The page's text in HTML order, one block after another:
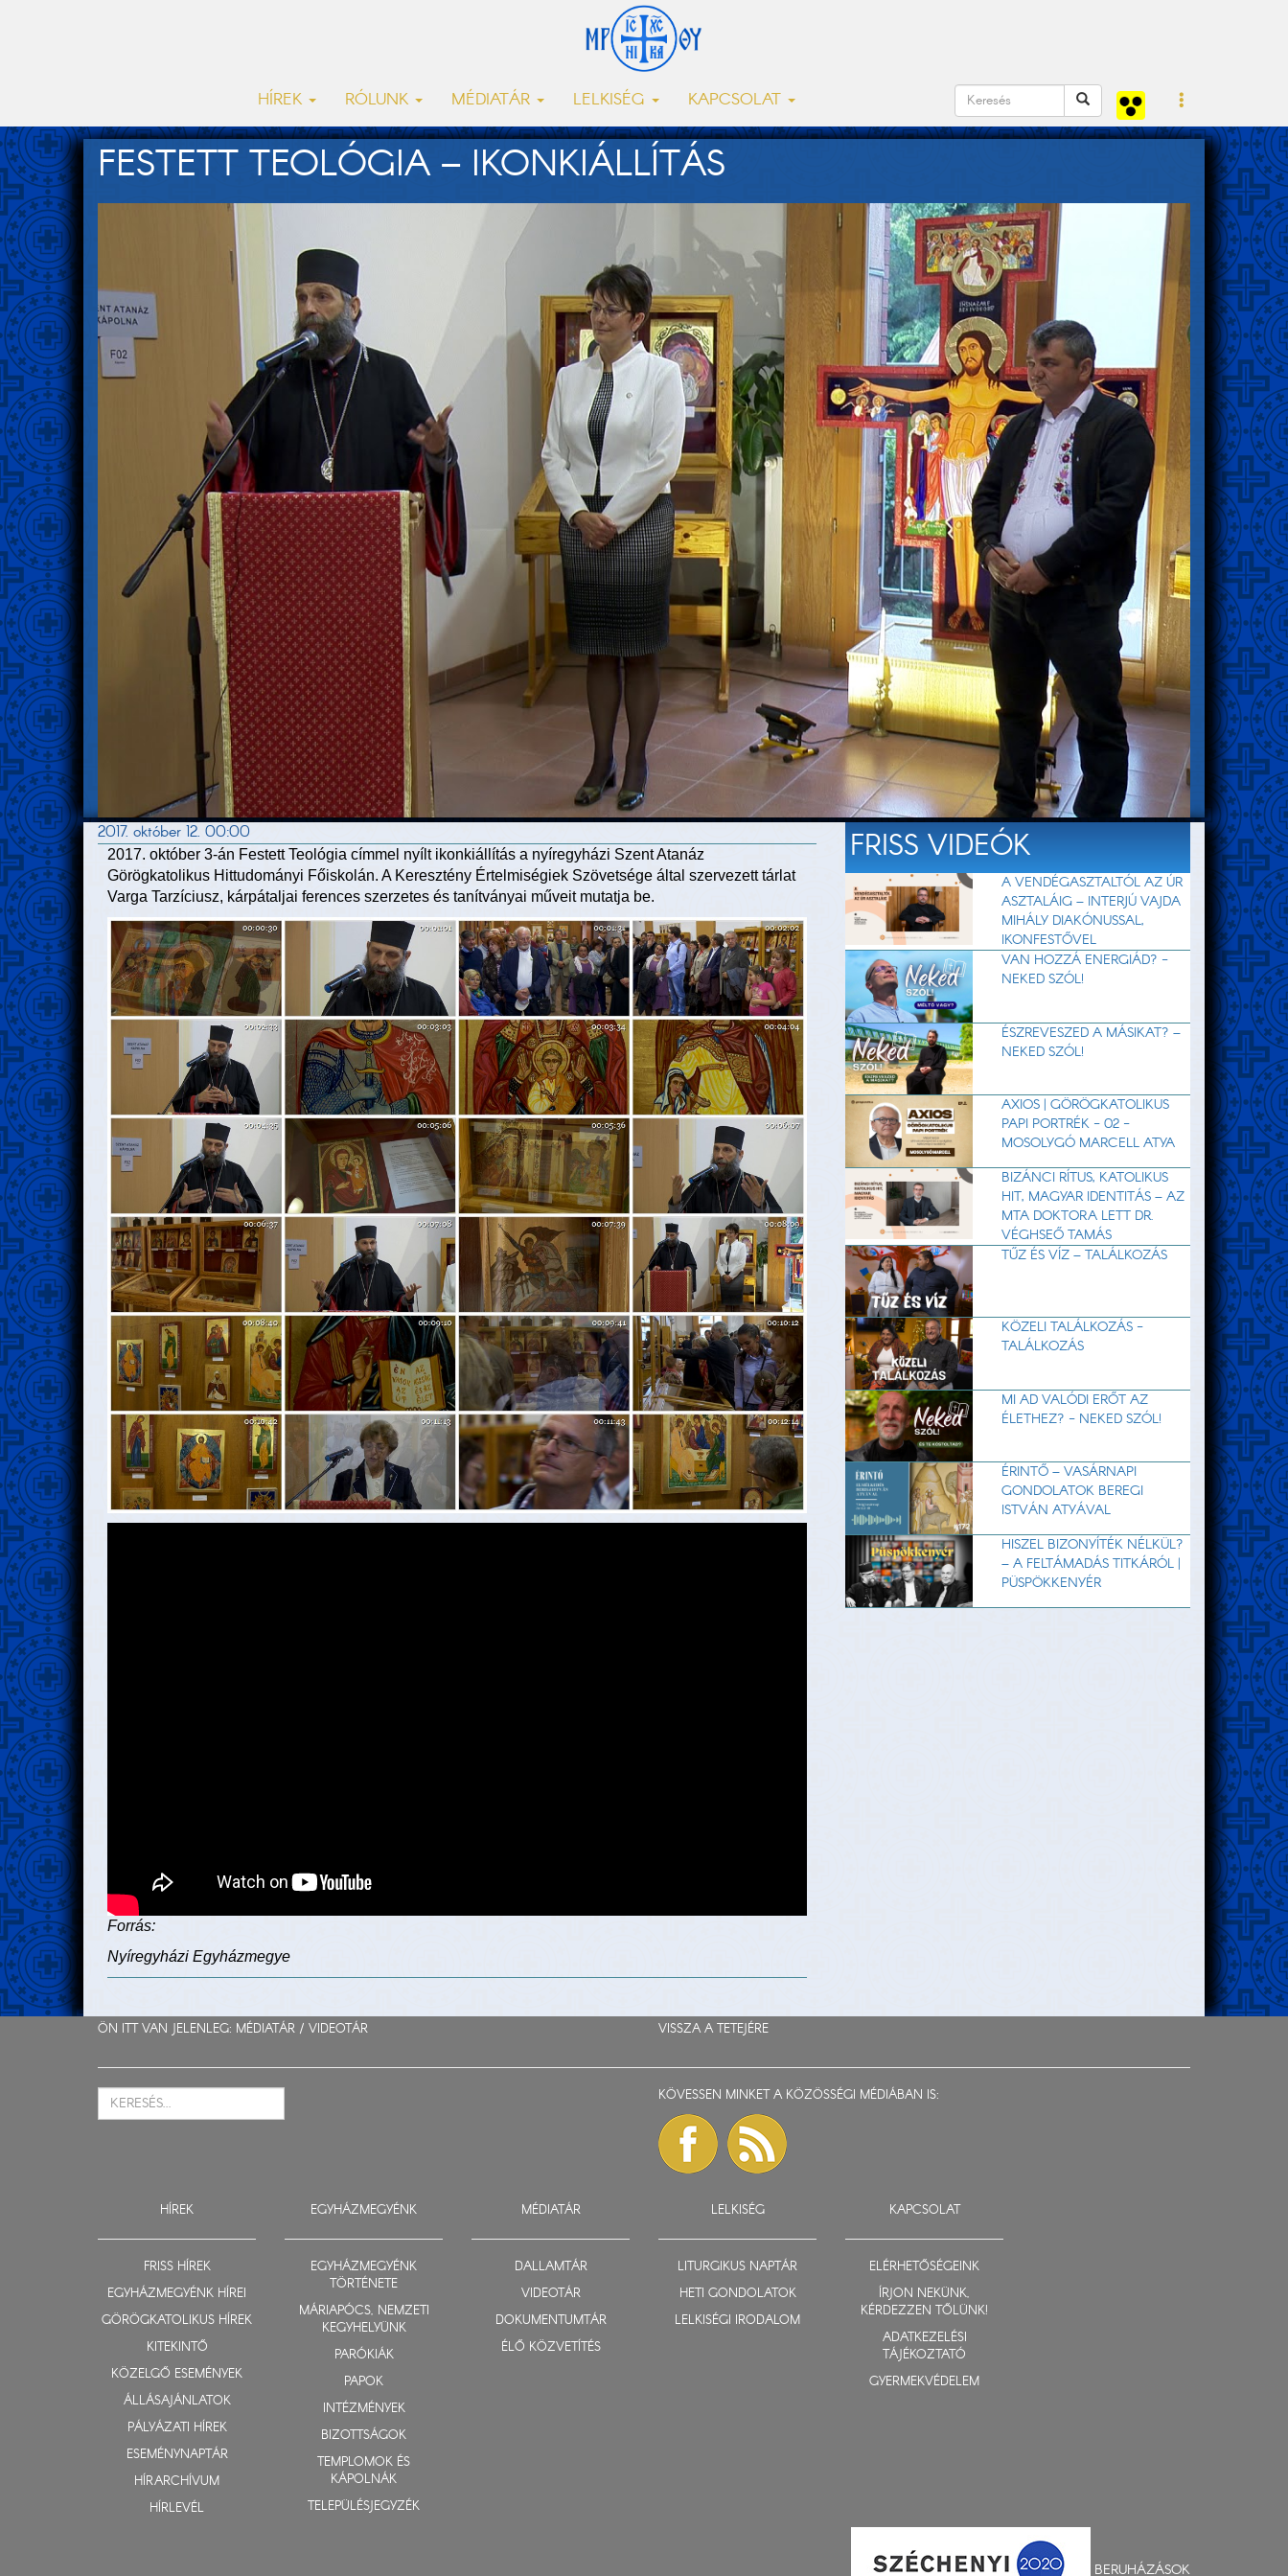
HÍREK RÓLUNK MÉDIATÁR LELKISÉG KAPCSOLAT
FESTETT TEOLÓGIA – IKONKIÁLLÍTÁS
2017. október 12. 00:00
2017. október 3-án Festett Teológia címmel nyílt ikonkiállítás a nyíregyházi Szent Atanáz
Görögkatolikus Hittudományi Főiskolán. A Keresztény Értelmiségiek Szövetsége által szervezett tárlat
Varga Tarzíciusz, kárpátaljai ferences szerzetes és tanítványai műveit mutatja be.
Forrás:
Nyíregyházi Egyházmegye
FRISS VIDEÓK
A VENDÉGASZTALTÓL AZ ÚR
ASZTALÁIG – INTERJÚ VAJDA
MIHÁLY DIAKÓNUSSAL,
IKONFESTŐVEL
VAN HOZZÁ ENERGIÁD? -
NEKED SZÓL!
ÉSZREVESZED A MÁSIKAT? –
NEKED SZÓL!
AXIOS | GÖRÖGKATOLIKUS
PAPI PORTRÉK - 02 -
MOSOLYGÓ MARCELL ATYA
BIZÁNCI RÍTUS, KATOLIKUS
HIT, MAGYAR IDENTITÁS – AZ
MTA DOKTORA LETT DR.
VÉGHSEŐ TAMÁS
TŰZ ÉS VÍZ – TALÁLKOZÁS
KÖZELI TALÁLKOZÁS -
TALÁLKOZÁS
MI AD VALÓDI ERŐT AZ
ÉLETHEZ? - NEKED SZÓL!
ÉRINTŐ – VASÁRNAPI
GONDOLATOK BEREGI
ISTVÁN ATYÁVAL
HISZEL BIZONYÍTÉK NÉLKÜL?
– A FELTÁMADÁS TITKÁRÓL |
PÜSPÖKKENYÉR
ÖN ITT VAN JELENLEG: MÉDIATÁR / VIDEOTÁR VISSZA A TETEJÉRE
KÖVESSEN MINKET A KÖZÖSSÉGI MÉDIÁBAN IS:
HÍREK
FRISS HÍREK
EGYHÁZMEGYÉNK HÍREI
GÖRÖGKATOLIKUS HÍREK
KITEKINTŐ
KÖZELGŐ ESEMÉNYEK
ÁLLÁSAJÁNLATOK
PÁLYÁZATI HÍREK
ESEMÉNYNAPTÁR
HÍRARCHÍVUM
HÍRLEVÉL
EGYHÁZMEGYÉNK
EGYHÁZMEGYÉNK
TÖRTÉNETE
MÁRIAPÓCS, NEMZETI
KEGYHELYÜNK
PARÓKIÁK
PAPOK
INTÉZMÉNYEK
BIZOTTSÁGOK
TEMPLOMOK ÉS
KÁPOLNÁK
TELEPÜLÉSJEGYZÉK
MÉDIATÁR
DALLAMTÁR
VIDEOTÁR
DOKUMENTUMTÁR
ÉLŐ KÖZVETÍTÉS
LELKISÉG
LITURGIKUS NAPTÁR
HETI GONDOLATOK
LELKISÉGI IRODALOM
KAPCSOLAT
ELÉRHETŐSÉGEINK
ÍRJON NEKÜNK,
KÉRDEZZEN TŐLÜNK!
ADATKEZELÉSI
TÁJÉKOZTATÓ
GYERMEKVÉDELEM
BERUHÁZÁSOK